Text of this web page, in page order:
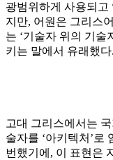
광범위하게 사용되고
지만, 어원은 그리스
는 ‘기술자 위의 기술
키는 말에서 유래했다.
고대 그리스에서는
술자를 ‘아키텍처’로
번했기에, 이 표현은